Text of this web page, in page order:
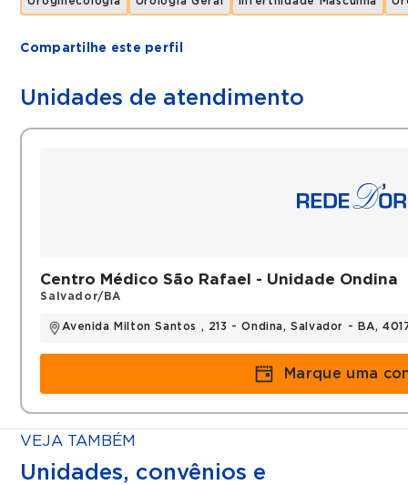
Compartilhe este perfil
Unidades de atendimento
Centro Médico São Rafael - Unidade Ondina
Salvador/BA
Avenida Milton Santos , 213 - Ondina, Salvador - BA,
Marque uma
VEJA TAMBÉM
Unidades, convênios e